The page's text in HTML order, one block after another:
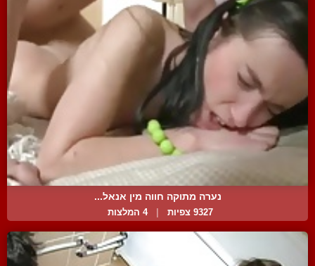
נערה מתוקה חווה מין אנאל...
9327 צפיות 4 המלצות